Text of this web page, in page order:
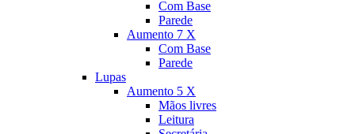
Com Base
Parede
Aumento 7 X
Com Base
Parede
Lupas
Aumento 5 X
Mãos livres
Leitura